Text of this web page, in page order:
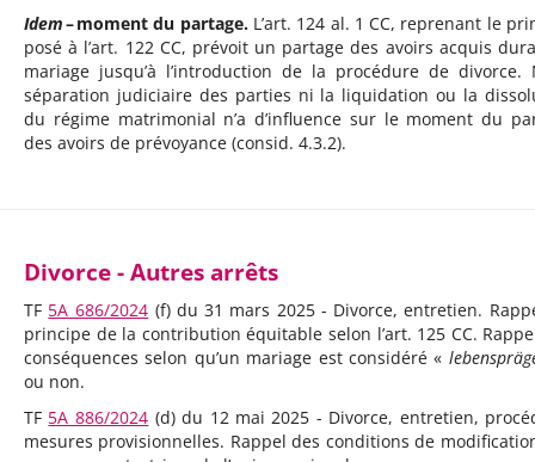
Idem– moment du partage. L’art. 124 al. 1 CC, reprenant le
posé à l’art. 122 CC, prévoit un partage des avoirs acquis
mariage jusqu’à l’introduction de la procédure de divorce.
séparation judiciaire des parties ni la liquidation ou la
du régime matrimonial n’a d’influence sur le moment du
des avoirs de prévoyance (consid. 4.3.2).
Divorce - Autres arrêts
TF 5A_686/2024 (f) du 31 mars 2025 - Divorce, entretien.
principe de la contribution équitable selon l’art. 125 CC.
conséquences selon qu’un mariage est considéré «
ou non.
TF 5A_886/2024 (d) du 12 mai 2025 - Divorce, entretien,
mesures provisionnelles. Rappel des conditions de